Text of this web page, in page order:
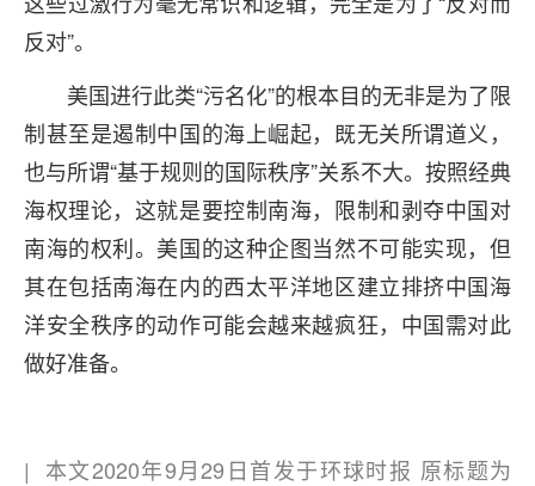
反对”。
美国进行此类“污名化”的根本目的无非是为了限
制甚至是遏制中国的海上崛起，既无关所谓道义，
也与所谓“基于规则的国际秩序”关系不大。按照经典
海权理论，这就是要控制南海，限制和剥夺中国对
南海的权利。美国的这种企图当然不可能实现，但
其在包括南海在内的西太平洋地区建立排挤中国海
洋安全秩序的动作可能会越来越疯狂，中国需对此
做好准备。
| 本文2020年9月29日首发于环球时报 原标题为